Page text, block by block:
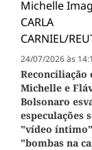
24/07/2026 às
Reconciliação
Michelle e
Bolsonaro
especulações
"vídeo
"bombas na